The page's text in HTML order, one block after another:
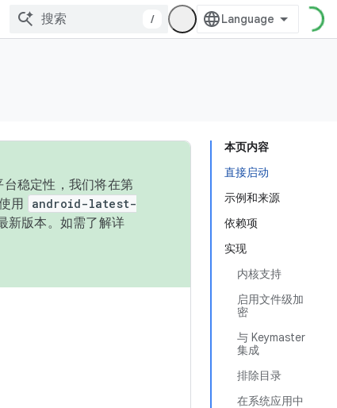
/
本页内容
直接启动
示例和来源
依赖项
实现
内核支持
启用文件级加
密
与 Keymaster
集成
排除目录
在系统应用中
稳定性，我们将在第
用
android-latest-
新版本。如需了解详